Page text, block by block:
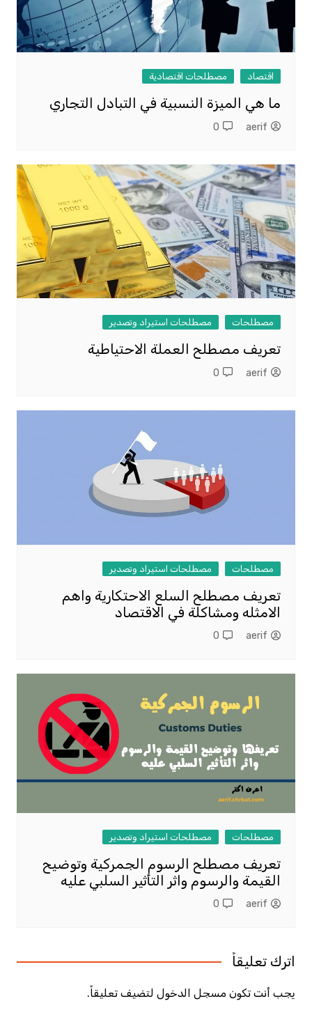
اقتصاد مصطلحات اقتصادية
ما هي الميزة النسبية في التبادل التجاري
aerif
0
مصطلحات مصطلحات استيراد وتصدير
تعريف مصطلح العملة الاحتياطية
aerif
0
مصطلحات مصطلحات استيراد وتصدير
تعريف مصطلح السلع الاحتكارية واهم
الامثله ومشاكلة في الاقتصاد
aerif
0
مصطلحات مصطلحات استيراد وتصدير
تعريف مصطلح الرسوم الجمركية وتوضيح
القيمة والرسوم واثر التأثير السلبي عليه
aerif
0
اترك تعليقاً
يجب أنت تكون مسجل الدخوللتضيف تعليقاً.